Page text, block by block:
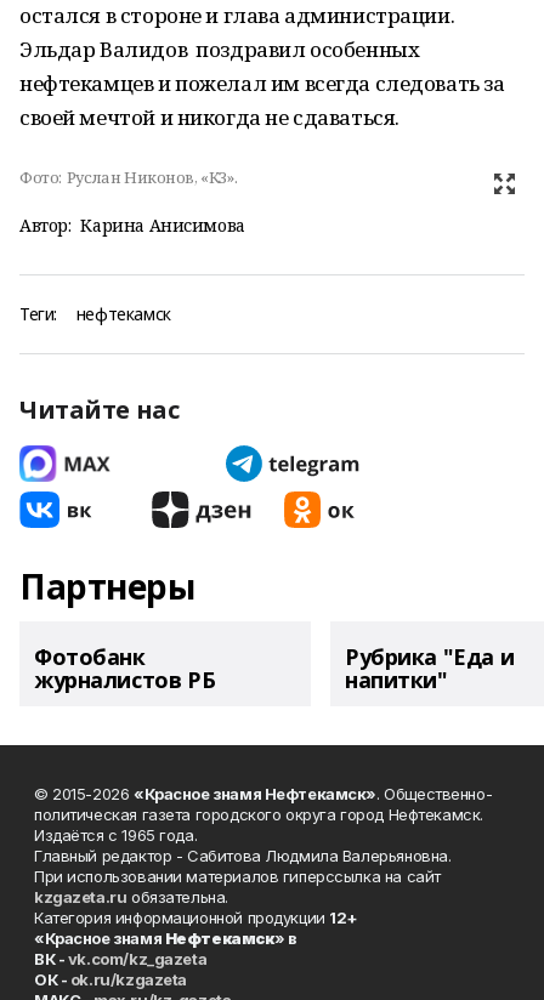
остался в стороне и глава администрации.
Эльдар Валидов поздравил особенных
нефтекамцев и пожелал им всегда следовать за
своей мечтой и никогда не сдаваться.
Фото: Руслан Никонов, «КЗ».
Автор: Карина Анисимова
Теги: нефтекамск
Читайте нас
Партнеры
Фотобанк
журналистов РБ
Рубрика "Еда и
напитки"
© 2015-2026 «Красное знамя Нефтекамск». Общественно-
политическая газета городского округа город Нефтекамск.
Издаётся с 1965 года.
Главный редактор - Сабитова Людмила Валерьяновна.
При использовании материалов гиперссылка на сайт
kzgazeta.ru обязательна.
Категория информационной продукции 12+
«Красное знамя Нефтекамск» в
ВК -vk.com/kz_gazeta
ОК - ok.ru/kzgazeta